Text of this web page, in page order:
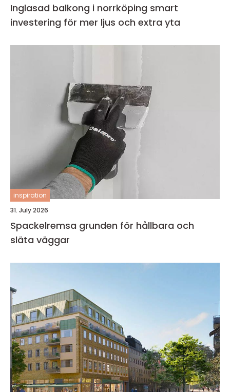
Inglasad balkong i norrköping smart
investering för mer ljus och extra yta
inspiration
31. July 2026
Spackelremsa grunden för hållbara och
släta väggar